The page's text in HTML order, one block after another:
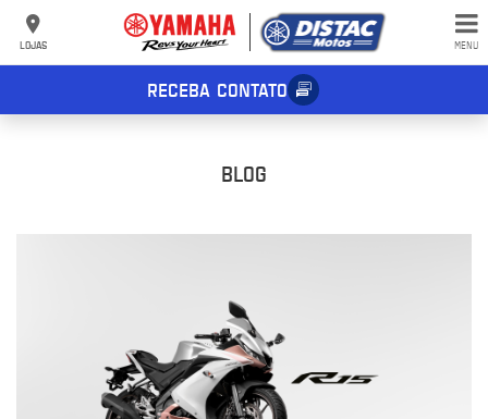
LOJAS MENU
RECEBA CONTATO
BLOG